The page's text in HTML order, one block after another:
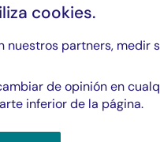
La
cookies.
nuestros partners, medir
de opinión en
inferior de la página.